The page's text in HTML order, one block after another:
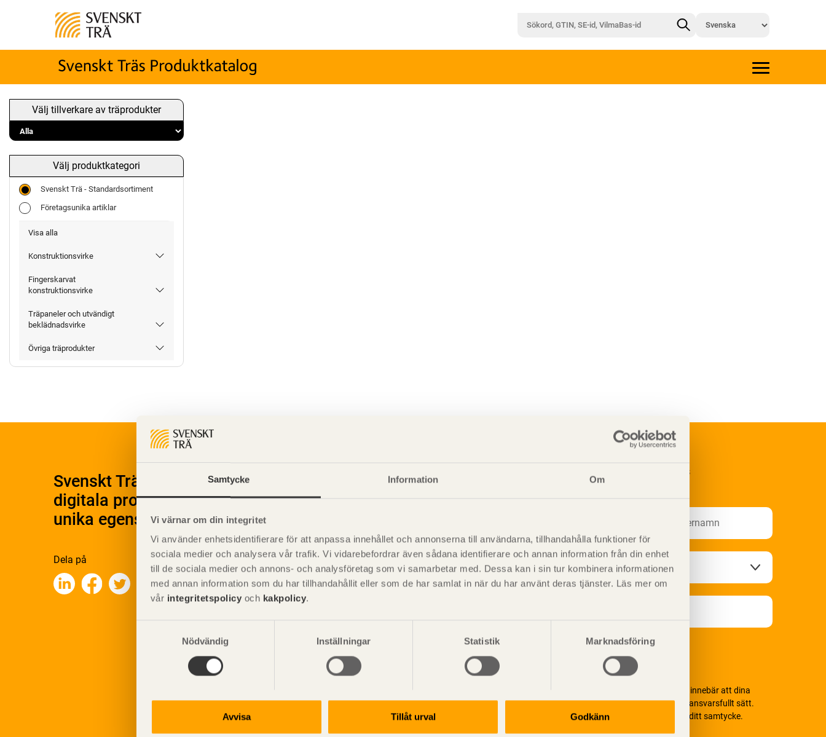
Samtycke Information Om
Vi värnar om din integritet
Vi använder enhetsidentifierare för att anpassa innehållet och annonserna till användarna, tillhandahålla funktioner för
sociala medier och analysera vår trafik. Vi vidarebefordrar även sådana identifierare och annan information från din enhet
till de sociala medier och annons- och analysföretag som vi samarbetar med. Dessa kan i sin tur kombinera informationen
med annan information som du har tillhandahållit eller som de har samlat in när du har använt deras tjänster. Läs mer om
vår integritetspolicy och kakpolicy.
Nödvändig
Inställningar Statistik Marknadsföring
Avvisa Tillåt urval Godkänn
Välj tillverkare av träprodukter
Välj produktkategori
Svenskt Trä - Standardsortiment
Företagsunika artiklar
Visa alla
Konstruktionsvirke
Fingerskarvat
konstruktionsvirke
Träpaneler och utvändigt
beklädnadsvirke
Övriga träprodukter
Svenskt Träs Produktkatalog är svensk sågverksnärings
digitala produktkatalog för att beskriva träprodukter och deras
unika egenskaper.
Dela på
Prenumerera på Svenskt Träs
informationsutskick!
Vi värnar om personlig integritet vilket innebär att dina
personuppgifter alltid hanteras på ett ansvarsfullt sätt.
Genom att klicka på skicka lämnar du ditt samtycke.